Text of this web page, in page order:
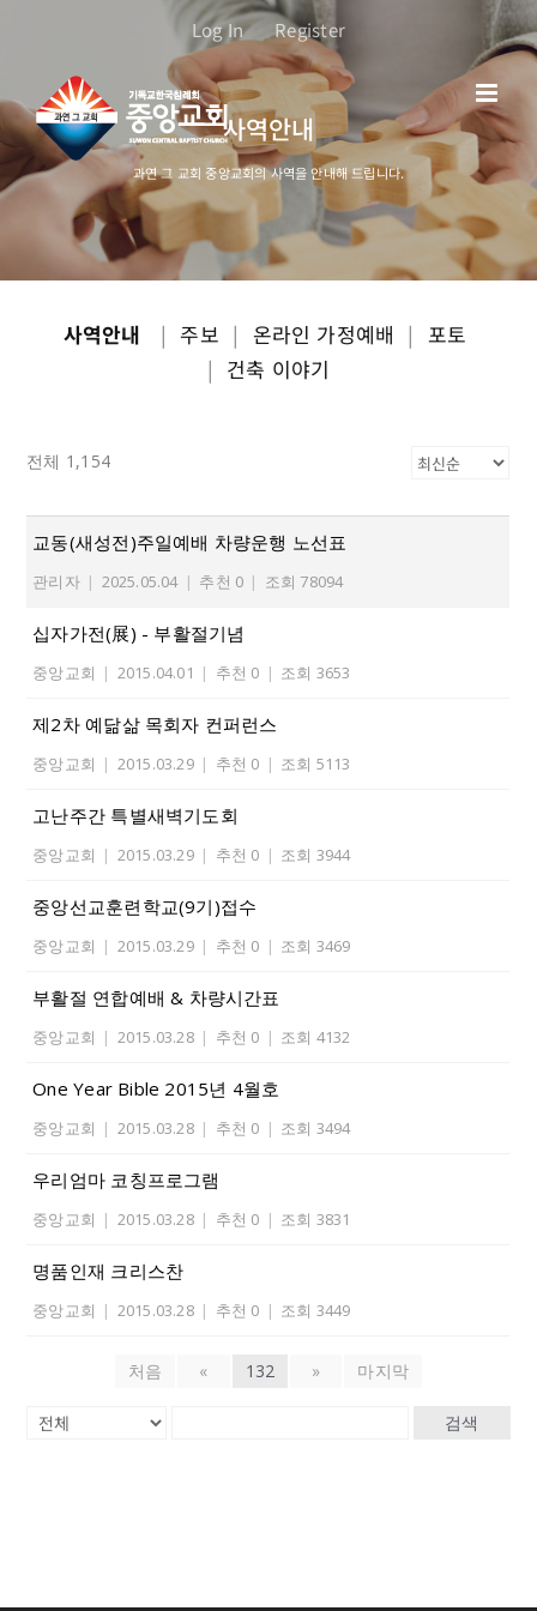
로
건
너
뛰
Log In Register
사역안내
과연 그 교회 중앙교회의 사역을 안내해 드립니다.
사역안내 | 주보 | 온라인 가정예배 | 포토
| 건축 이야기
전체 1,154
교동(새성전)주일예배 차량운행 노선표
관리자 | 2025.05.04 | 추천 0 | 조회 78094
십자가전(展) - 부활절기념
중앙교회 | 2015.04.01 | 추천 0 | 조회 3653
제2차 예닮삶 목회자 컨퍼런스
중앙교회 | 2015.03.29 | 추천 0 | 조회 5113
고난주간 특별새벽기도회
중앙교회 | 2015.03.29 | 추천 0 | 조회 3944
중앙선교훈련학교(9기)접수
중앙교회 | 2015.03.29 | 추천 0 | 조회 3469
부활절 연합예배 & 차량시간표
중앙교회 | 2015.03.28 | 추천 0 | 조회 4132
One Year Bible 2015년 4월호
중앙교회 | 2015.03.28 | 추천 0 | 조회 3494
우리엄마 코칭프로그램
중앙교회 | 2015.03.28 | 추천 0 | 조회 3831
명품인재 크리스찬
중앙교회 | 2015.03.28 | 추천 0 | 조회 3449
처음 « 132 » 마지막
검색